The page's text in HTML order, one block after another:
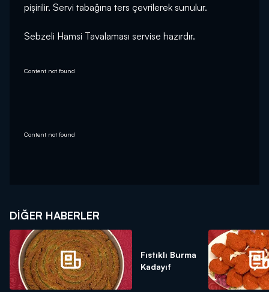
pişirilir. Servi tabağına ters çevrilerek sunulur.
Sebzeli Hamsi Tavalaması servise hazırdır.
Content not found
Content not found
DIĞER HABERLER
Fıstıklı Burma
Kadayıf